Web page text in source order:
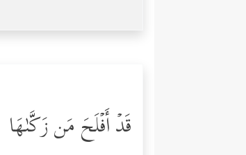
قَدۡ أَفۡلَحَ مَن زَكَّىٰهَا